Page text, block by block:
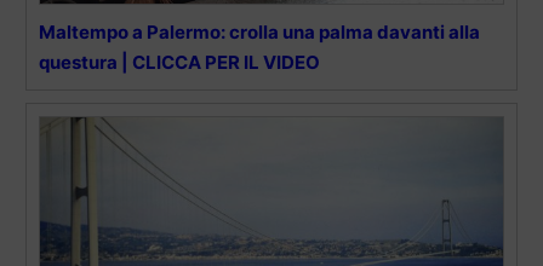
Maltempo a Palermo: crolla una palma davanti alla
questura | CLICCA PER IL VIDEO